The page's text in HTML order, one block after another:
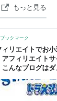
とについ
グで紹介
もっと見る
ブックマーク
ィリエイトでお
アフィリエイト
こんなブログは